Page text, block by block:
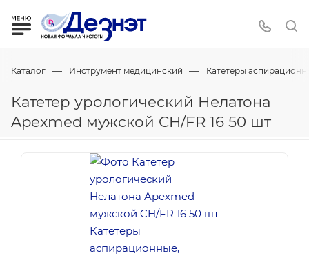
Каталог — Инструмент медицинский — Катетеры
Катетер урологический Нелатона
Apexmed мужской CH/FR 16 50 шт